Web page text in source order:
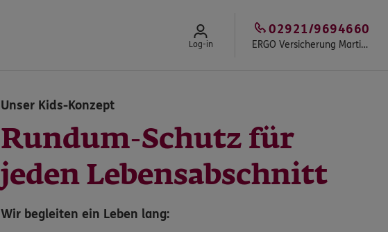
Log-in ERGO Versicherung Martin Jochem
02921/9694660
Unser Kids-Konzept
Rundum-Schutz für
jeden Lebensabschnitt
Wir begleiten ein Leben lang: